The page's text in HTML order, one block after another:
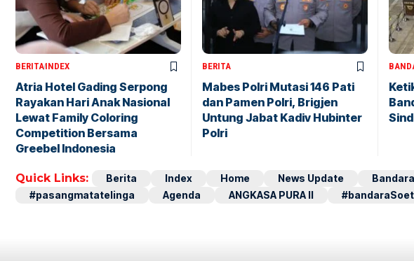
BERITAINDEX
Atria Hotel Gading Serpong
Rayakan Hari Anak Nasional
Lewat Family Coloring
Competition Bersama
Greebel Indonesia
BERITA
Mabes Polri Mutasi 146 Pati
dan Pamen Polri, Brigjen
Untung Jabat Kadiv Hubinter
Polri
Quick Links: Berita Index Home News Update Bandara
#pasangmatatelinga
Agenda ANGKASA PURA II